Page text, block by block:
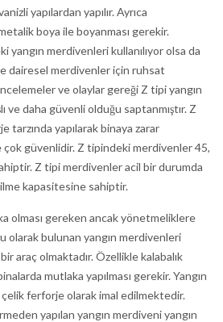
yapılardan yapılır. Ayrıca
boya ile boyanması gerekir.
merdivenleri kullanılıyor olsa da
dairesel merdivenler için ruhsat
ve olaylar gereği Z tipi yangın
ve daha güvenli olduğu saptanmıştır. Z
yapılarak binaya zarar
güvenlidir. Z tipindeki merdivenler 45,
Z tipi merdivenler acil bir durumda
kapasitesine sahiptir.
gereken ancak yönetmeliklere
olarak bulunan yangın merdivenleri
araç olmaktadır. Özellikle kalabalık
mutlaka yapılması gerekir. Yangın
ferforje olarak imal edilmektedir.
yapılan yangın merdiveni yangın